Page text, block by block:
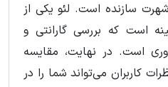
سازنده است. لئو یکی از
است که بررسی گارانتی و
است. در نهایت، مقایسه
کاربران می‌تواند شما را در